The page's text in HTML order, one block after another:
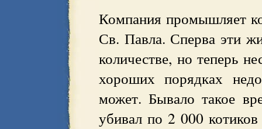
Компания промышляет
Св. Павла. Сперва эти
количестве, но теперь
хороших порядках
может. Бывало такое
убивал по 2 000